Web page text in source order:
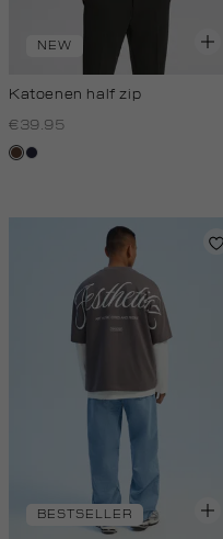
NEW
Katoenen half zip
€39.95
donkerbruin
blauw,
BESTSELLER